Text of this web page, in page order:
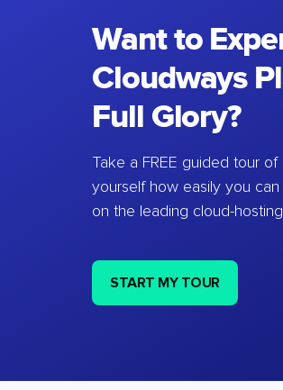
Want to
Cloudways
Full Glory?
Take a FREE guided tour
yourself how easily you
on the leading cloud-
START MY TOUR